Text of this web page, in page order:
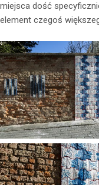
miejsca dość
element czegoś